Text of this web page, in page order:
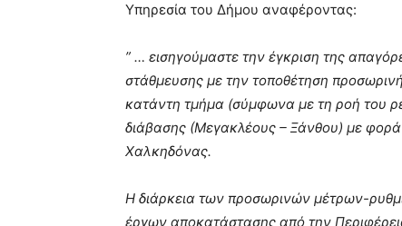
Υπηρεσία του Δήμου αναφέροντας:
” … εισηγούμαστε την έγκριση της
στάθμευσης με την τοποθέτηση
κατάντη τμήμα (σύμφωνα με τη ροή του
διάβασης (Μεγακλέους – Ξάνθου) με
Χαλκηδόνας.
Η διάρκεια των προσωρινών μέτρων-
έργων αποκατάστασης από την